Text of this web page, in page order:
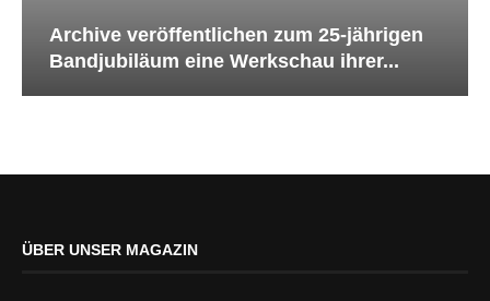
Archive veröffentlichen zum 25-jährigen
Bandjubiläum eine Werkschau ihrer...
ÜBER UNSER MAGAZIN